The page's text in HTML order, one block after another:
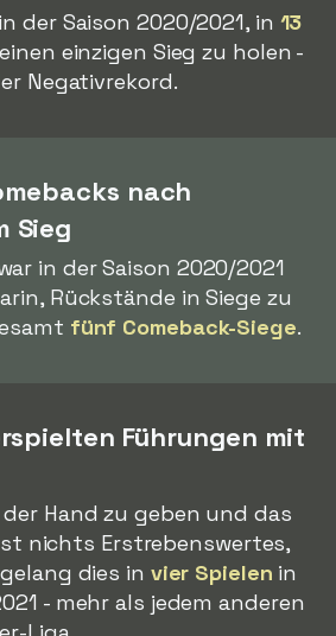
der Saison 2020/2021, in 13
einzigen Sieg zu holen -
Negativrekord.
nach
Sieg
in der Saison 2020/2021
Rückstände in Siege zu
fünf Comeback-Siege.
Führungen mit
Hand zu geben und das
nichts Erstrebenswertes,
gelang dies in vier Spielen in
- mehr als jedem anderen